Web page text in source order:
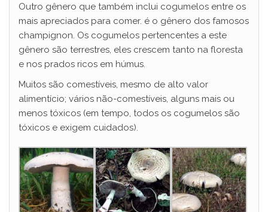
Outro gênero que também inclui cogumelos entre os
mais apreciados para comer. é o gênero dos famosos
champignon. Os cogumelos pertencentes a este
gênero são terrestres, eles crescem tanto na floresta
e nos prados ricos em húmus.
Muitos são comestíveis, mesmo de alto valor
alimentício; vários não-comestíveis, alguns mais ou
menos tóxicos (em tempo, todos os cogumelos são
tóxicos e exigem cuidados).